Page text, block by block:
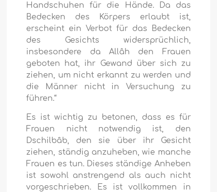
Handschuhen für die Hände. Da das
Bedecken des Körpers erlaubt ist,
erscheint ein Verbot für das Bedecken
des Gesichts widersprüchlich,
insbesondere da Allâh den Frauen
geboten hat, ihr Gewand über sich zu
ziehen, um nicht erkannt zu werden und
die Männer nicht in Versuchung zu
führen.“
Es ist wichtig zu betonen, dass es für
Frauen nicht notwendig ist, den
Dschilbâb, den sie über ihr Gesicht
ziehen, ständig anzuheben, wie manche
Frauen es tun. Dieses ständige Anheben
ist sowohl anstrengend als auch nicht
vorgeschrieben. Es ist vollkommen in